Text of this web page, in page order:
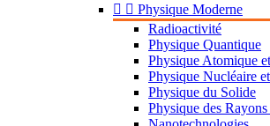
  Physique Moderne
Radioactivité
Physique Quantique
Physique Atomique
Physique Nucléaire
Physique du Solide
Physique des